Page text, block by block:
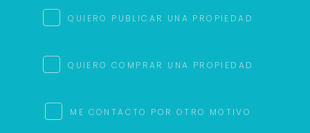
QUIERO PUBLICAR UNA PROPIEDAD
QUIERO COMPRAR UNA PROPIEDAD
ME CONTACTO POR OTRO MOTIVO